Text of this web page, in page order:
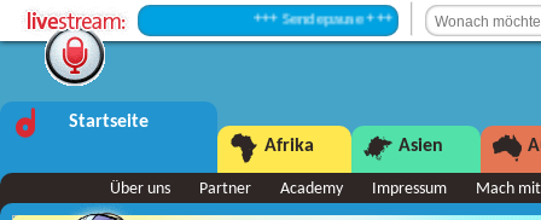
+++ Sendepause +++
Startseite
Afrika
Asien
Über uns Partner Academy Impressum Mach mit